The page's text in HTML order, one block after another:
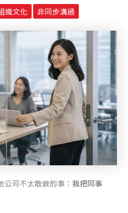
織文化 非同步溝通
公司不太敢做的事：我把同事